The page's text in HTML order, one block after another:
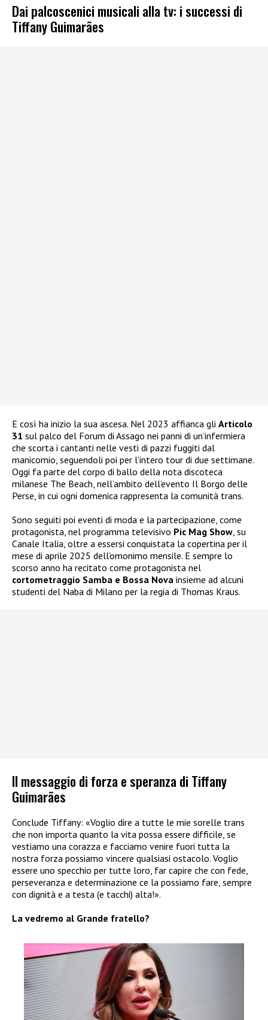
Dai palcoscenici musicali alla tv: i successi di
Tiffany Guimarães
E così ha inizio la sua ascesa. Nel 2023 affianca gli Articolo
31 sul palco del Forum di Assago nei panni di un’infermiera
che scorta i cantanti nelle vesti di pazzi fuggiti dal
manicomio, seguendoli poi per l’intero tour di due settimane.
Oggi fa parte del corpo di ballo della nota discoteca
milanese The Beach, nell’ambito dell’evento Il Borgo delle
Perse, in cui ogni domenica rappresenta la comunità trans.
Sono seguiti poi eventi di moda e la partecipazione, come
protagonista, nel programma televisivo Pic Mag Show, su
Canale Italia, oltre a essersi conquistata la copertina per il
mese di aprile 2025 dell’omonimo mensile. E sempre lo
scorso anno ha recitato come protagonista nel
cortometraggio Samba e Bossa Nova insieme ad alcuni
studenti del Naba di Milano per la regia di Thomas Kraus.
Il messaggio di forza e speranza di Tiffany
Guimarães
Conclude Tiffany: «Voglio dire a tutte le mie sorelle trans
che non importa quanto la vita possa essere difficile, se
vestiamo una corazza e facciamo venire fuori tutta la
nostra forza possiamo vincere qualsiasi ostacolo. Voglio
essere uno specchio per tutte loro, far capire che con fede,
perseveranza e determinazione ce la possiamo fare, sempre
con dignità e a testa (e tacchi) alta!».
La vedremo al Grande fratello?